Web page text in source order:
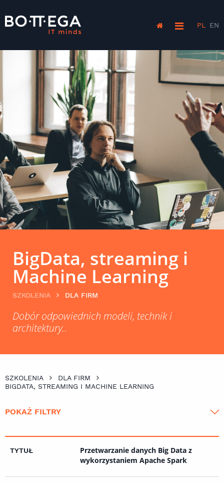
PL EN
BigData, streaming i
Machine Learning
SZKOLENIA DLA FIRM
Dobór odpowiednich modeli, technik i
architektury..
SZKOLENIA
DLA FIRM
BIGDATA, STREAMING I MACHINE LEARNING
POKAŻ FILTRY
Przetwarzanie danych Big Data z
wykorzystaniem Apache Spark